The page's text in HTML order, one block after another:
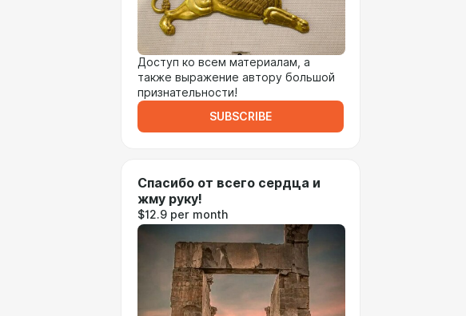
Доступ ко всем материалам, а
также выражение автору большой
признательности!
SUBSCRIBE
Спасибо от всего сердца и
жму руку!
$12.9 per month